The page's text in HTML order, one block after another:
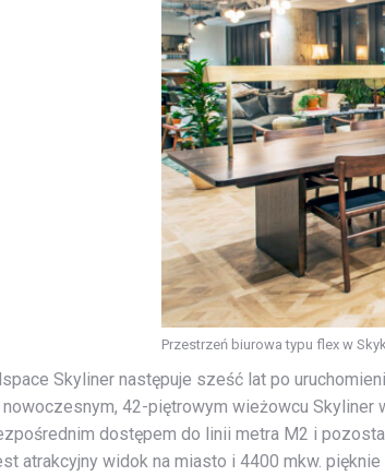
Przestrzeń biurowa typu flex w
Skyliner następuje sześć lat po
42-piętrowym wieżowcu Skyliner
dostępem do linii metra M2 i
atrakcyjny widok na miasto i 4400 mkw.